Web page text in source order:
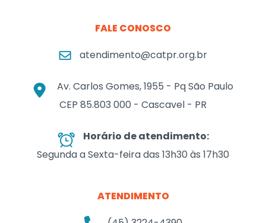
FALE CONOSCO
atendimento@catpr.org.br
Av. Carlos Gomes, 1955 - Pq São Paulo
CEP 85.803 000 - Cascavel - PR
Horário de atendimento:
Segunda a Sexta-feira das 13h30 às 17h30
ATENDIMENTO